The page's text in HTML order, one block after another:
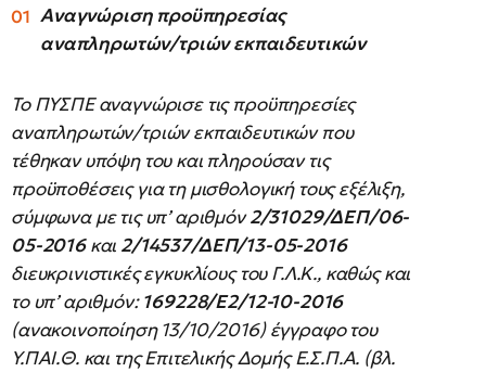
Αναγνώριση προϋπηρεσίας
αναπληρωτών/τριών εκπαιδευτικών
Το ΠΥΣΠΕ αναγνώρισε τις προϋπηρεσίες
αναπληρωτών/τριών εκπαιδευτικών που
τέθηκαν υπόψη του και πληρούσαν τις
προϋποθέσεις για τη μισθολογική τους εξέλιξη,
σύμφωνα με τις υπ’ αριθμόν2/31029/ΔΕΠ/06-
05-2016 και 2/14537/ΔΕΠ/13-05-2016
διευκρινιστικές εγκυκλίους του Γ.Λ.Κ., καθώς και
το υπ’ αριθμόν:169228/Ε2/12-10-2016
(ανακοινοποίηση 13/10/2016) έγγραφο του
Υ.ΠΑΙ.Θ. και της Επιτελικής Δομής Ε.Σ.Π.Α. (βλ.